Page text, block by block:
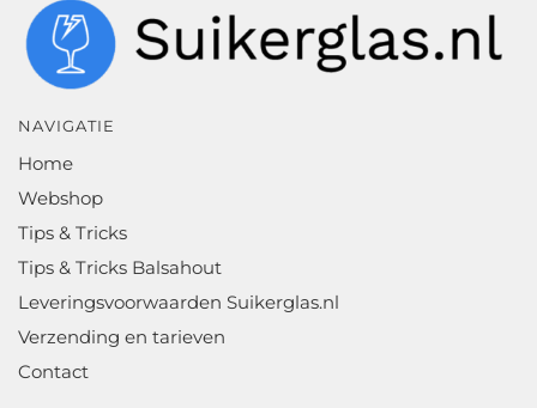
NAVIGATIE
Home
Webshop
Tips & Tricks
Tips & Tricks Balsahout
Leveringsvoorwaarden Suikerglas.nl
Verzending en tarieven
Contact